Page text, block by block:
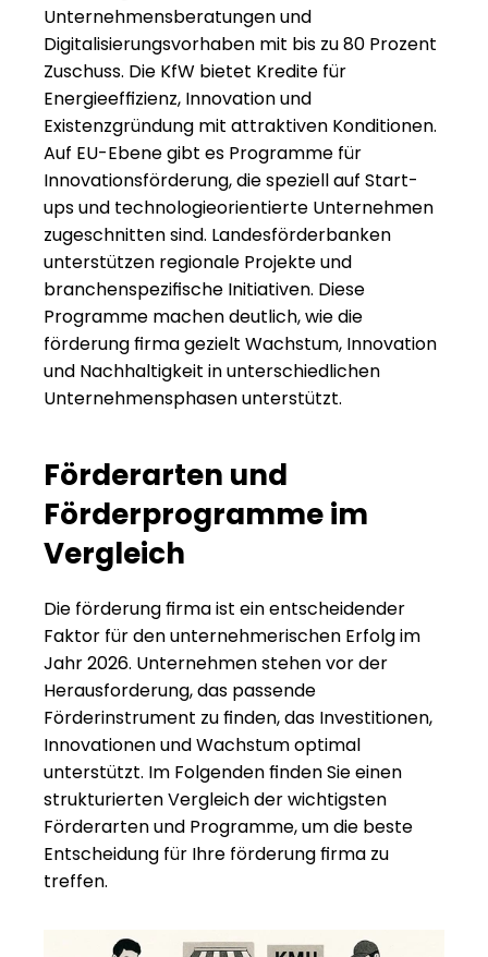
Unternehmensberatungen und
Digitalisierungsvorhaben mit bis zu 80 Prozent
Zuschuss. Die KfW bietet Kredite für
Energieeffizienz, Innovation und
Existenzgründung mit attraktiven Konditionen.
Auf EU-Ebene gibt es Programme für
Innovationsförderung, die speziell auf Start-
ups und technologieorientierte Unternehmen
zugeschnitten sind. Landesförderbanken
unterstützen regionale Projekte und
branchenspezifische Initiativen. Diese
Programme machen deutlich, wie die
förderung firma gezielt Wachstum, Innovation
und Nachhaltigkeit in unterschiedlichen
Unternehmensphasen unterstützt.
Förderarten und
Förderprogramme im
Vergleich
Die förderung firma ist ein entscheidender
Faktor für den unternehmerischen Erfolg im
Jahr 2026. Unternehmen stehen vor der
Herausforderung, das passende
Förderinstrument zu finden, das Investitionen,
Innovationen und Wachstum optimal
unterstützt. Im Folgenden finden Sie einen
strukturierten Vergleich der wichtigsten
Förderarten und Programme, um die beste
Entscheidung für Ihre förderung firma zu
treffen.